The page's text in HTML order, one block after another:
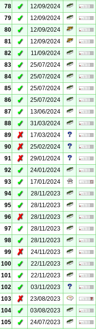
78
✓ 12/09/2024
79
✓ 12/09/2024
80
✓ 12/09/2024
81
✓ 12/09/2024
82
✓ 11/09/2024
83
✓ 25/07/2024
84
✓ 25/07/2024
85
✓ 25/07/2024
86
✓ 25/07/2024
87
✓ 13/06/2024
88
✓ 31/03/2024
89
✗ 17/03/2024
90
✗ 25/02/2024
91
✗ 29/01/2024
92
✓ 24/01/2024
93
✓ 17/01/2024
94
✓ 28/11/2023
95
✓ 28/11/2023
96
✗ 28/11/2023
97
✓ 28/11/2023
98
✓ 28/11/2023
99
✗ 24/11/2023
100
✓ 22/11/2023
101
✓ 22/11/2023
102
✓ 03/11/2023
103
✗ 23/08/2023
104
✓ 03/08/2023
105
✓ 24/07/2023